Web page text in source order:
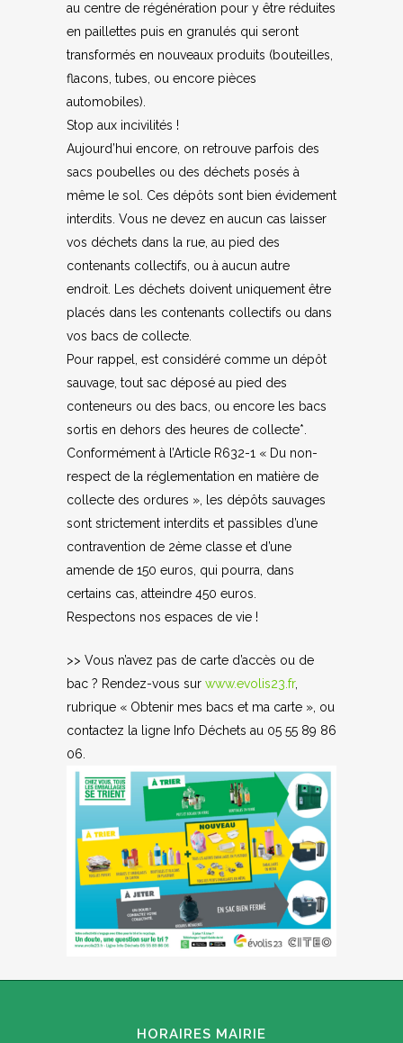
au centre de régénération pour y être réduites
en paillettes puis en granulés qui seront
transformés en nouveaux produits (bouteilles,
flacons, tubes, ou encore pièces
automobiles).
Stop aux incivilités !
Aujourd’hui encore, on retrouve parfois des
sacs poubelles ou des déchets posés à
même le sol. Ces dépôts sont bien évidement
interdits. Vous ne devez en aucun cas laisser
vos déchets dans la rue, au pied des
contenants collectifs, ou à aucun autre
endroit. Les déchets doivent uniquement être
placés dans les contenants collectifs ou dans
vos bacs de collecte.
Pour rappel, est considéré comme un dépôt
sauvage, tout sac déposé au pied des
conteneurs ou des bacs, ou encore les bacs
sortis en dehors des heures de collecte*.
Conformément à l’Article R632-1 « Du non-
respect de la réglementation en matière de
collecte des ordures », les dépôts sauvages
sont strictement interdits et passibles d’une
contravention de 2ème classe et d’une
amende de 150 euros, qui pourra, dans
certains cas, atteindre 450 euros.
Respectons nos espaces de vie !
>> Vous n’avez pas de carte d’accès ou de
bac ? Rendez-vous sur www.evolis23.fr,
rubrique « Obtenir mes bacs et ma carte », ou
contactez la ligne Info Déchets au 05 55 89 86
06.
HORAIRES MAIRIE